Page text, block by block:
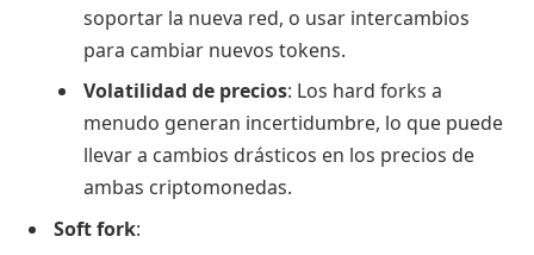
soportar la nueva red, o usar intercambios
para cambiar nuevos tokens.
Volatilidad de precios: Los hard forks a
menudo generan incertidumbre, lo que puede
llevar a cambios drásticos en los precios de
ambas criptomonedas.
Soft fork: